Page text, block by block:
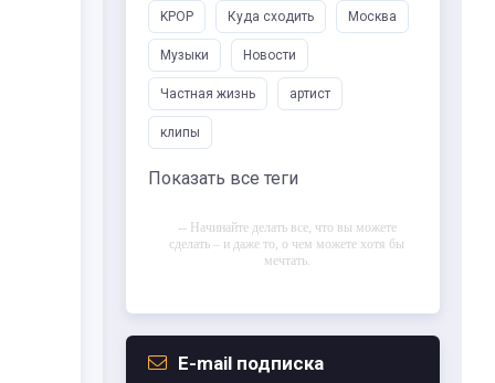
KPOP Куда сходить Москва
Музыки Новости
Частная жизнь артист
клипы
Показать все теги
-- Начинайте делать все, что вы можете
сделать – и даже то, о чем можете хотя бы
мечтать.
всего. И мыслями можно управлять. И
-- Идите уверенно по направлению к мечте.
E-mail подписка